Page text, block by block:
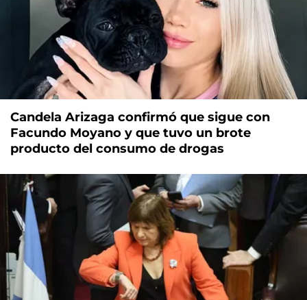
Candela Arizaga confirmó que sigue con
Facundo Moyano y que tuvo un brote
producto del consumo de drogas